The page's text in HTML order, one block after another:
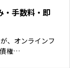
・手数料・即
、オンラインフ
債権…